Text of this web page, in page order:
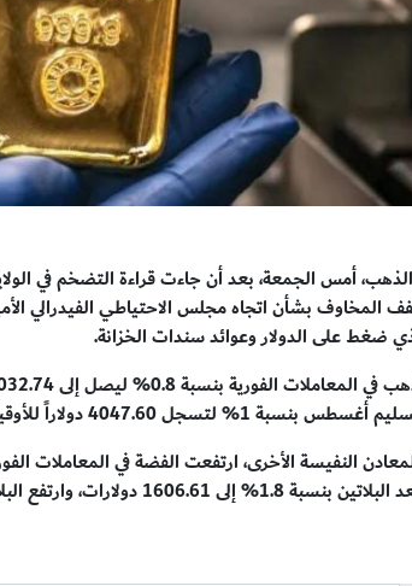
أمس الجمعة، بعد أن جاءت قراءة التضخم في
المخاوف بشأن اتجاه مجلس الاحتياطي الفيدرالي
ضغط على الدولار وعوائد سندات الخزانة.
1% لتسجل 4047.60 دولاراً للأوقية.